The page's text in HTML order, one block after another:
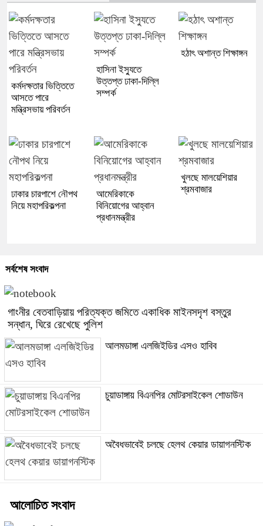
কর্মদক্ষতার ভিত্তিতে
আসতে পারে
মন্ত্রিসভায় পরিবর্তন
হাসিনা ইস্যুতে
উত্তপ্ত ঢাকা-দিল্লি
সম্পর্ক
হঠাৎ অশান্ত শিক্ষাঙ্গন
ঢাকার চারপাশে নৌপথ
নিয়ে মহাপরিকল্পনা
আমেরিকাকে
বিনিয়োগের আহ্বান
প্রধানমন্ত্রীর
খুলছে মালয়েশিয়ার
শ্রমবাজার
সর্বশেষ সংবাদ
গাংনীর বেতবাড়িয়ায় পরিত্যক্ত জমিতে একাধিক মাইনসদৃশ বস্তুর
সন্ধান, ঘিরে রেখেছে পুলিশ
আলমডাঙ্গা এলজিইডির এসও হাবিব
চুয়াডাঙ্গায় বিএনপির মোটরসাইকেল শোডাউন
অবৈধভাবেই চলছে হেলথ কেয়ার ডায়াগনস্টিক
আলোচিত সংবাদ